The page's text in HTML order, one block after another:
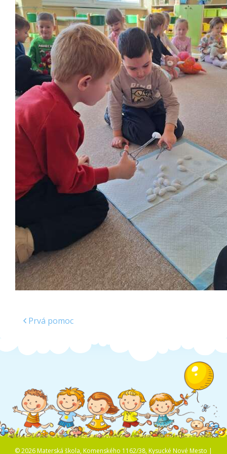
Školská jedáleň
Jedálny lístok
Kontakt
Ochrana osobných
údajov – GDPR
Vzdelávanie
zamestnancov
Prvá pomoc
© 2026 Materská škola, Komenského 1162/38, Kysucké Nové Mesto |